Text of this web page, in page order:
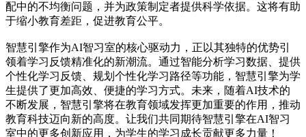
配中的不均衡问题，并为政策制定者提供科学依据。这将有助
于缩小教育差距，促进教育公平。
智慧引擎作为AI智习室的核心驱动力，正以其独特的优势引
领着学习反馈精准化的新潮流。通过智能分析学习数据、提供
个性化学习反馈、规划个性化学习路径等功能，智慧引擎为学
生提供了更加高效、便捷的学习方式。未来，随着AI技术的
不断发展，智慧引擎将在教育领域发挥更加重要的作用，推动
教育科技迈向新的高度。让我们共同期待智慧引擎在AI智习
室中的更多创新应用，为学生的学习成长贡献更多力量！